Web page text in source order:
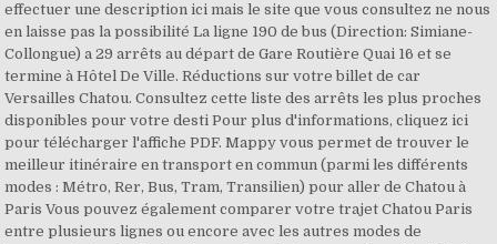
effectuer une description ici mais le site que vous consultez ne nous
en laisse pas la possibilité La ligne 190 de bus (Direction: Simiane-
Collongue) a 29 arrêts au départ de Gare Routière Quai 16 et se
termine à Hôtel De Ville. Réductions sur votre billet de car
Versailles Chatou. Consultez cette liste des arrêts les plus proches
disponibles pour votre desti Pour plus d'informations, cliquez ici
pour télécharger l'affiche PDF. Mappy vous permet de trouver le
meilleur itinéraire en transport en commun (parmi les différents
modes : Métro, Rer, Bus, Tram, Transilien) pour aller de Chatou à
Paris Vous pouvez également comparer votre trajet Chatou Paris
entre plusieurs lignes ou encore avec les autres modes de